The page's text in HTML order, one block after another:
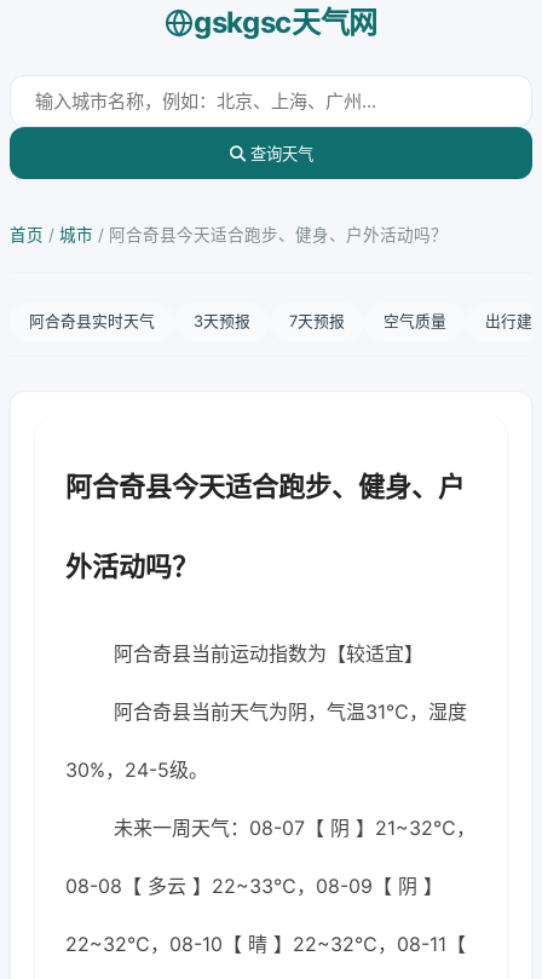
gskgsc天气网
查询天气
首页 / 城市 / 阿合奇县今天适合跑步、健身、户外活动吗？
阿合奇县实时天气 3天预报 7天预报 空气质量 出行建
阿合奇县今天适合跑步、健身、户
外活动吗？
阿合奇县当前运动指数为【较适宜】
阿合奇县当前天气为阴，气温31℃，湿度
30%，24-5级。
未来一周天气：08-07【 阴 】21~32℃，
08-08【 多云 】22~33℃，08-09【 阴 】
22~32℃，08-10【 晴 】22~32℃，08-11【